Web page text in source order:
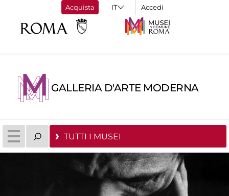
Acquista Accedi
GALLERIA D'ARTE MODERNA
TUTTI I MUSEI